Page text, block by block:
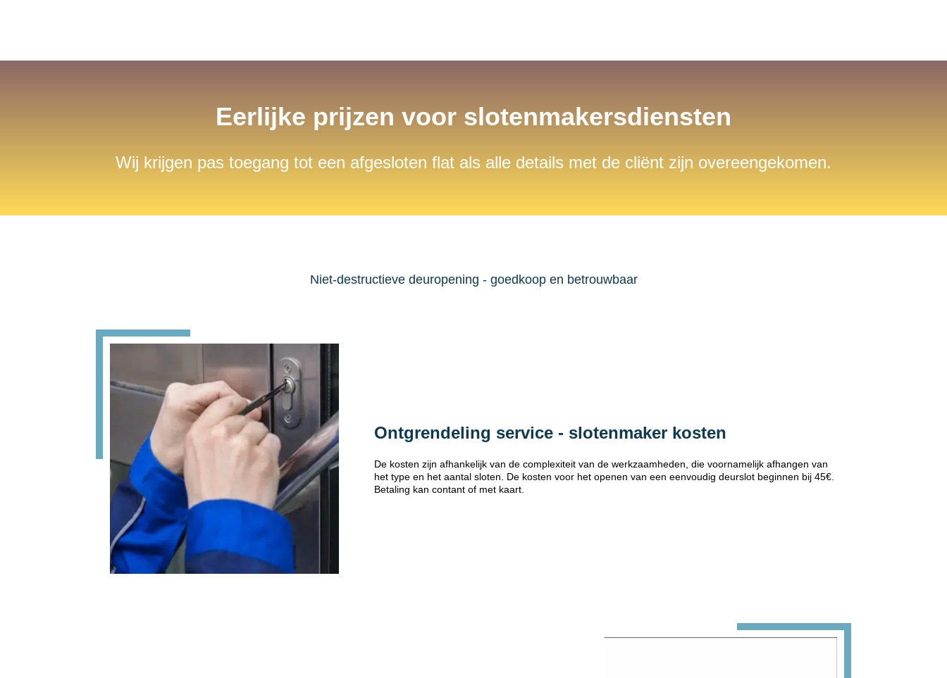
Eerlijke prijzen voor slotenmakersdiensten
Wij krijgen pas toegang tot een afgesloten flat als alle details met de cliënt zijn overeengekomen.
Niet-destructieve deuropening - goedkoop en betrouwbaar
Ontgrendeling service - slotenmaker kosten
De kosten zijn afhankelijk van de complexiteit van de werkzaamheden, die voornamelijk afhangen van
het type en het aantal sloten. De kosten voor het openen van een eenvoudig deurslot beginnen bij 45€.
Betaling kan contant of met kaart.